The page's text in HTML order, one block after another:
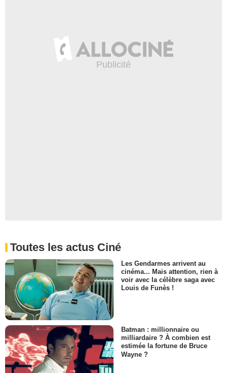
Toutes les actus Ciné
Les Gendarmes arrivent au
cinéma... Mais attention, rien à
voir avec la célèbre saga avec
Louis de Funès !
Batman : millionnaire ou
milliardaire ? À combien est
estimée la fortune de Bruce
Wayne ?